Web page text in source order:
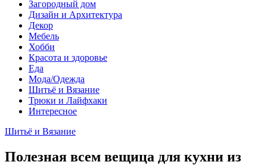
Загородный дом
Дизайн и Архитектура
Декор
Мебель
Хобби
Красота и здоровье
Еда
Мода/Одежда
Шитьё и Вязание
Трюки и Лайфхаки
Интересное
Шитьё и Вязание
Полезная всем вещица для кухни из